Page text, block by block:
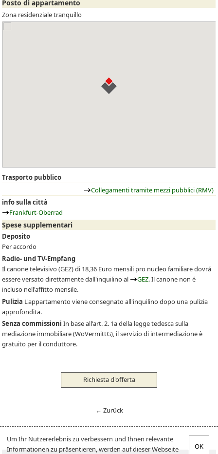
Posto di appartamento
Zona residenziale tranquillo
Trasporto pubblico
Collegamenti tramite mezzi pubblici (RMV)
info sulla città
Frankfurt-Oberrad
Spese supplementari
Deposito
Per accordo
Radio- und TV-Empfang
Il canone televisivo(GEZ)di 18,36 Euro mensili pro nucleo familiare dovrá
essere versato direttamente dall'inquilino al
GEZ. Il canone non é
incluso nell'affitto mensile.
Pulizia L'appartamento viene consegnato all'inquilino dopo una pulizia
approfondita.
Senza commissioni In base all'art. 2. 1a della legge tedesca sulla
mediazione immobiliare (WoVermittG), il servizio di intermediazione è
gratuito per il conduttore.
Richiesta d'offerta
← Zurück
Um Ihr Nutzererlebnis zu verbessern und Ihnen relevante
Informationen zu präsentieren, werden auf dieser Webseite